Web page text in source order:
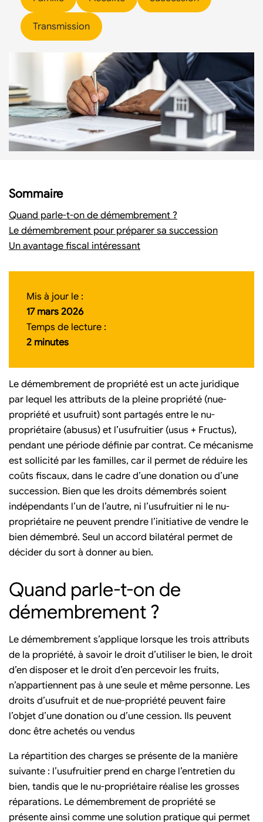
Transmission
Mis à jour le :
17 mars 2026
Temps de lecture :
2 minutes
Le démembrement de propriété est un acte juridique
par lequel les attributs de la pleine propriété (nue-
propriété et usufruit) sont partagés entre le nu-
propriétaire (abusus) et l’usufruitier (usus + Fructus),
pendant une période définie par contrat. Ce mécanisme
est sollicité par les familles, car il permet de réduire les
coûts fiscaux, dans le cadre d’une donation ou d’une
succession. Bien que les droits démembrés soient
indépendants l’un de l’autre, ni l’usufruitier ni le nu-
propriétaire ne peuvent prendre l’initiative de vendre le
bien démembré. Seul un accord bilatéral permet de
décider du sort à donner au bien.
Quand parle-t-on de
démembrement ?
Le démembrement s’applique lorsque les trois attributs
de la propriété, à savoir le droit d’utiliser le bien, le droit
d’en disposer et le droit d’en percevoir les fruits,
n’appartiennent pas à une seule et même personne. Les
droits d’usufruit et de nue-propriété peuvent faire
l’objet d’une donation ou d’une cession. Ils peuvent
donc être achetés ou vendus
La répartition des charges se présente de la manière
suivante : l’usufruitier prend en charge l’entretien du
bien, tandis que le nu-propriétaire réalise les grosses
réparations. Le démembrement de propriété se
présente ainsi comme une solution pratique qui permet
Sommaire
Quand parle-t-on de démembrement ?
Le démembrement pour préparer sa succession
Un avantage fiscal intéressant